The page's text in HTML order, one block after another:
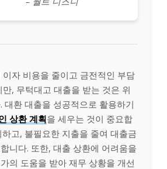
자 비용을 줄이고 금전적인 부담
, 무턱대고 대출을 받는 것은 위
대환 대출을 성공적으로 활용하기
상환 계획을 세우는 것이 중요합
고, 불필요한 지출을 줄여 대출금
니다. 또한, 대출 상환에 어려움을
의 도움을 받아 재무 상황을 개선